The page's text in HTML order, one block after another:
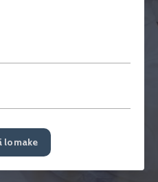
lomake